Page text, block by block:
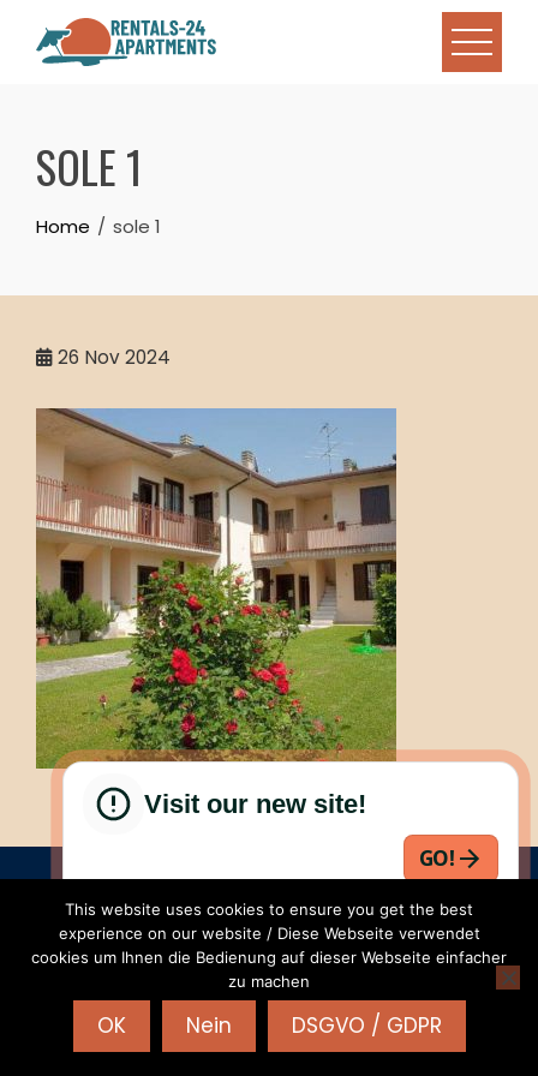
SOLE 1
Home sole 1
26 Nov 2024
425619 |AGB| Privacy - Cookies|WordPress
Theme - Totalby HashThemes
This website uses cookies to ensure you get the best
experience on our website / Diese Webseite verwendet
cookies um Ihnen die Bedienung auf dieser Webseite einfacher
zu machen
OK Nein DSGVO / GDPR
Visit our new site!
GO!